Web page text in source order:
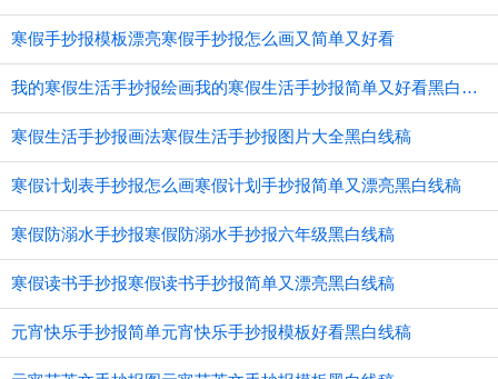
寒假手抄报模板漂亮寒假手抄报怎么画又简单又好看
我的寒假生活手抄报绘画我的寒假生活手抄报简单又好看黑白线稿
寒假生活手抄报画法寒假生活手抄报图片大全黑白线稿
寒假计划表手抄报怎么画寒假计划手抄报简单又漂亮黑白线稿
寒假防溺水手抄报寒假防溺水手抄报六年级黑白线稿
寒假读书手抄报寒假读书手抄报简单又漂亮黑白线稿
元宵快乐手抄报简单元宵快乐手抄报模板好看黑白线稿